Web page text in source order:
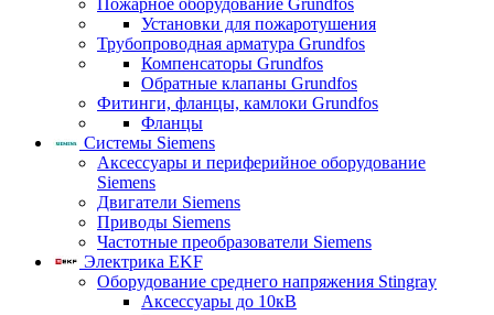
Пожарное оборудование Grundfos
Установки для пожаротушения
Трубопроводная арматура Grundfos
Компенсаторы Grundfos
Обратные клапаны Grundfos
Фитинги, фланцы, камлоки Grundfos
Фланцы
Системы Siemens
Аксессуары и периферийное оборудование
Siemens
Двигатели Siemens
Приводы Siemens
Частотные преобразователи Siemens
Электрика EKF
Оборудование среднего напряжения Stingray
Аксессуары до 10кВ